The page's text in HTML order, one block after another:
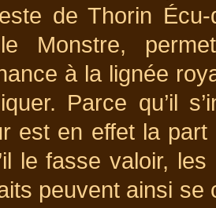
de Thorin
Monstre,
à la lignée
Parce qu’il
est en effet la
le fasse valoir,
peuvent ainsi se